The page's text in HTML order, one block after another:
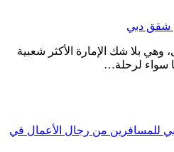
شقق دبي
بلا شك الإمارة الأكثر شعبية
سواء لرحلة…
للمسافرين من رجال الأعمال في